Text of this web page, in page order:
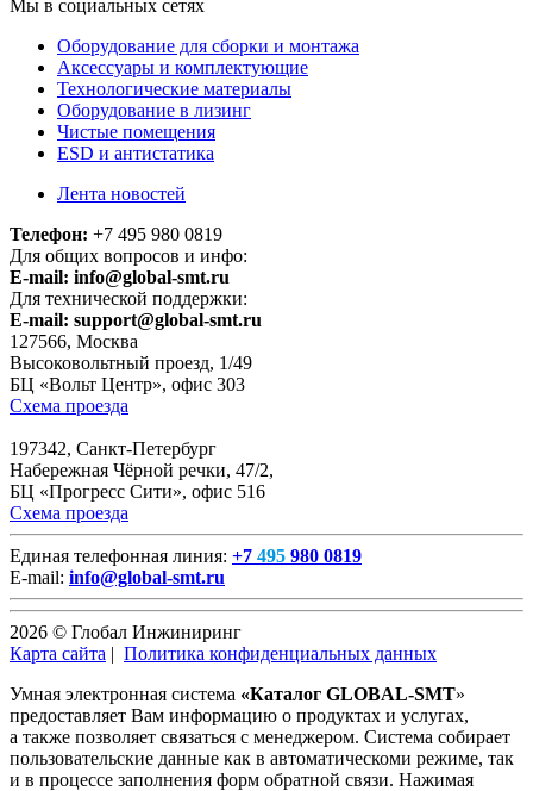
Мы в социальных сетях
Оборудование для сборки и монтажа
Аксессуары и комплектующие
Технологические материалы
Оборудование в лизинг
Чистые помещения
ESD и антистатика
Лента новостей
Телефон: +7 495 980 0819
Для общих вопросов и инфо:
E-mail: info@global-smt.ru
Для технической поддержки:
E-mail: support@global-smt.ru
127566, Москва
Высоковольтный проезд, 1/49
БЦ «Вольт Центр», офис 303
Схема проезда
197342, Санкт-Петербург
Набережная Чёрной речки, 47/2,
БЦ «Прогресс Сити», офис 516
Схема проезда
Единая телефонная линия: +7 495 980 0819
E-mail: info@global-smt.ru
2026 © Глобал Инжиниринг
Карта сайта | Политика конфиденциальных данных
Умная электронная система «Каталог GLOBAL-SMT»
предоставляет Вам информацию о продуктах и услугах,
а также позволяет связаться с менеджером. Система собирает
пользовательские данные как в автоматическоми режиме, так
и в процессе заполнения форм обратной связи. Нажимая